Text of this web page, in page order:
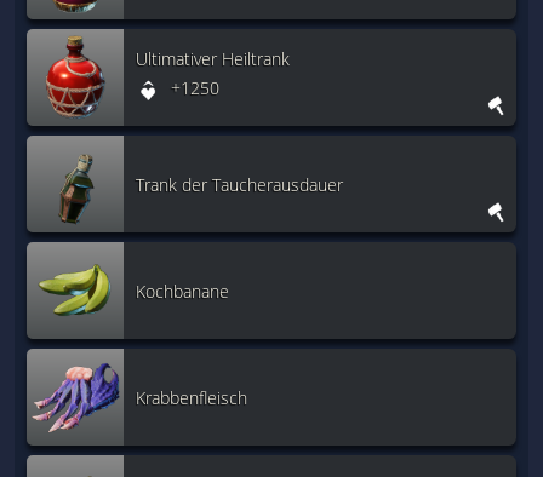
Ultimativer Heiltrank
+1250
Trank der Taucherausdauer
Kochbanane
Krabbenfleisch